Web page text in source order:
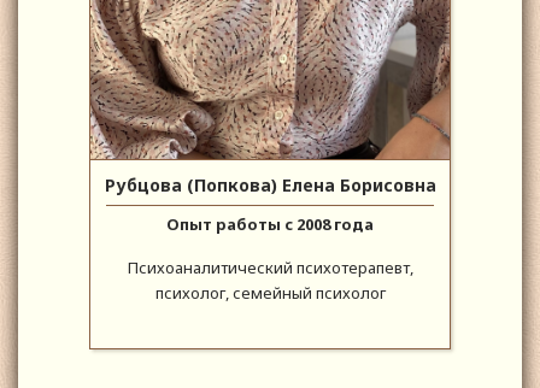
Рубцова (Попкова) Елена Борисовна
Опыт работы с 2008 года
Психоаналитический психотерапевт,
психолог, семейный психолог